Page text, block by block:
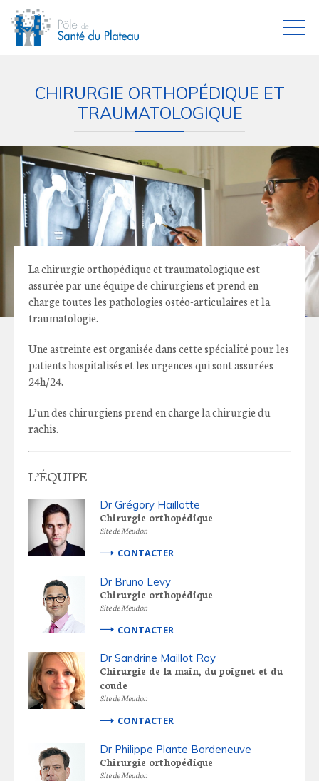
CHIRURGIE ORTHOPÉDIQUE ET
TRAUMATOLOGIQUE
La chirurgie orthopédique et traumatologique est
assurée par une équipe de chirurgiens et prend en
charge toutes les pathologies ostéo-articulaires et la
traumatologie.
Une astreinte est organisée dans cette spécialité pour les
patients hospitalisés et les urgences qui sont assurées
24h/24.
L’un des chirurgiens prend en charge la chirurgie du
rachis.
L’ÉQUIPE
Dr Grégory Haillotte
Chirurgie orthopédique
Site de Meudon
CONTACTER
Dr Bruno Levy
Chirurgie orthopédique
Site de Meudon
CONTACTER
Dr Sandrine Maillot Roy
Chirurgie de la main, du poignet et du
coude
Site de Meudon
CONTACTER
Dr Philippe Plante Bordeneuve
Chirurgie orthopédique
Site de Meudon